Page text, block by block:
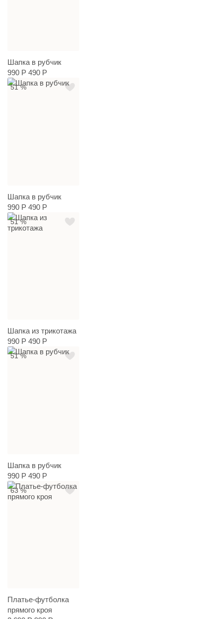
Шапка в рубчик
990 Р 490 Р
51 %
Шапка в рубчик
990 Р 490 Р
51 %
Шапка из трикотажа
990 Р 490 Р
51 %
Шапка в рубчик
990 Р 490 Р
63 %
Платье-футболка
прямого кроя